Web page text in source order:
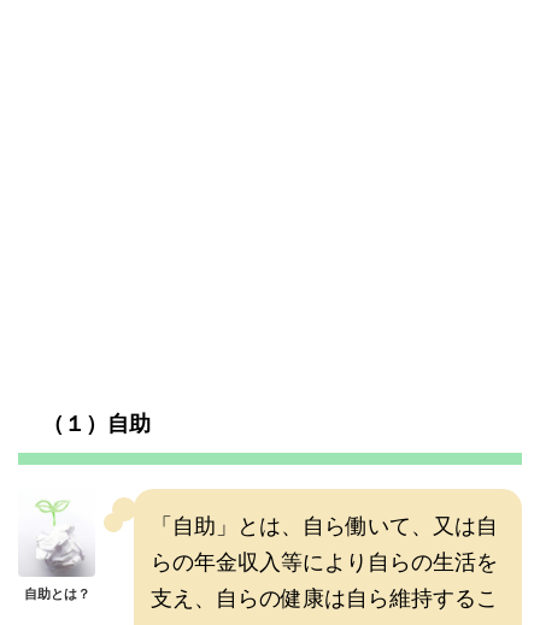
（１）自助
自助とは？
「自助」とは、自ら働いて、又は自
らの年金収入等により自らの生活を
支え、自らの健康は自ら維持するこ